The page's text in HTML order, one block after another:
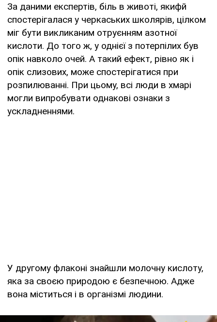
За даними експертів, біль в животі, якифй
спостерігалася у черкаських школярів, цілком
міг бути викликаним отруєнням азотної
кислоти. До того ж, у однієї з потерпілих був
опік навколо очей. А такий ефект, рівно як і
опік слизових, може спостерігатися при
розпилюванні. При цьому, всі люди в хмарі
могли випробувати однакові ознаки з
ускладненнями.
У другому флаконі знайшли молочну кислоту,
яка за своєю природою є безпечною. Адже
вона міститься і в організмі людини.